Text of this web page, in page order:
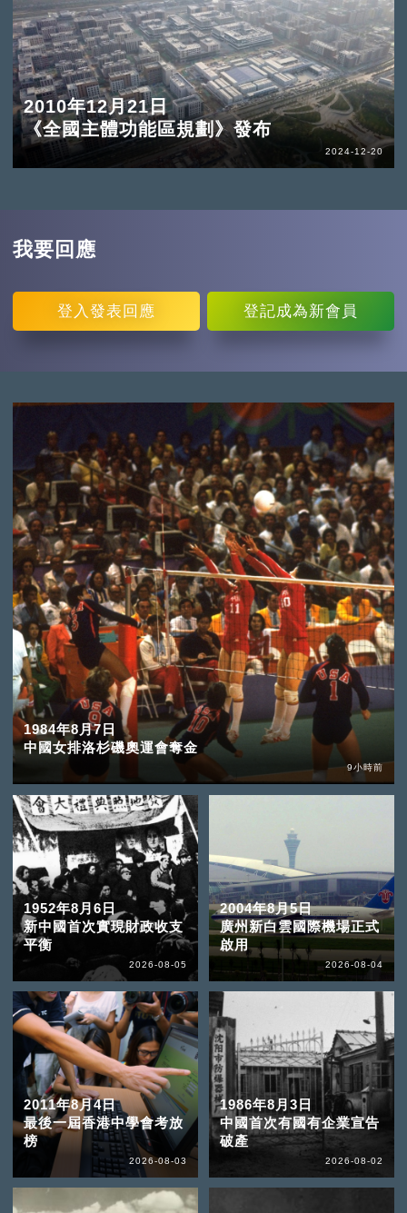
2010年12月21日
《全國主體功能區規劃》發布
2024-12-20
我要回應
登入 發表回應 登記成為新會員
1984年8月7日
中國女排洛杉磯奧運會奪金
9小時前
1952年8月6日
新中國首次實現財政收支
平衡
2026-08-05
2004年8月5日
廣州新白雲國際機場正式
啟用
2026-08-04
2011年8月4日
最後一屆香港中學會考放
榜
2026-08-03
1986年8月3日
中國首次有國有企業宣告
破產
2026-08-02